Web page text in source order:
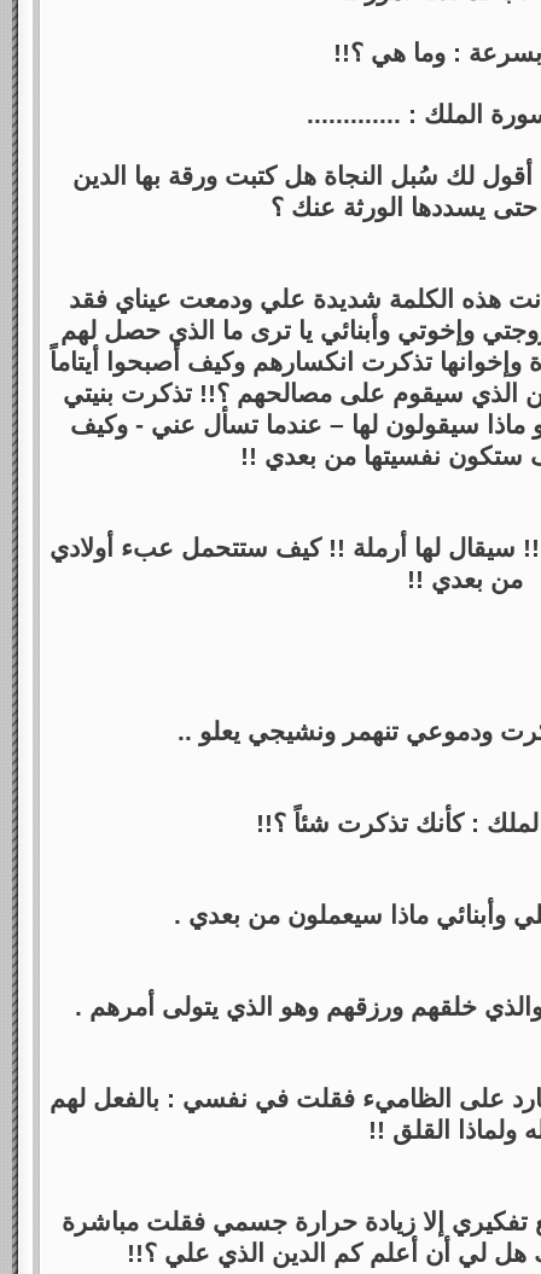
: وما هي ؟!!
الملك : .............
لك سُبل النجاة هل كتبت ورقة بها الدين
يسددها الورثة عنك ؟
هذه الكلمة شديدة علي ودمعت عيناي فقد
وإخوتي وأبنائي يا ترى ما الذي حصل لهم
تذكرت انكسارهم وكيف أصبحوا أيتاماً
الذي سيقوم على مصالحهم ؟!! تذكرت بنيتي
ماذا سيقولون لها – عندما تسأل عني - وكيف
ستكون نفسيتها من بعدي !!
سيقال لها أرملة !! كيف ستتحمل عبء أولادي
من بعدي !!
ودموعي تنهمر ونشيجي يعلو ..
: كأنك تذكرت شئاً ؟!!
وأبنائي ماذا سيعملون من بعدي .
خلقهم ورزقهم وهو الذي يتولى أمرهم .
على الظاميء فقلت في نفسي : بالفعل لهم
ولماذا القلق !!
تفكيري إلا زيادة حرارة جسمي فقلت مباشرة
هل لي أن أعلم كم الدين الذي علي ؟!!